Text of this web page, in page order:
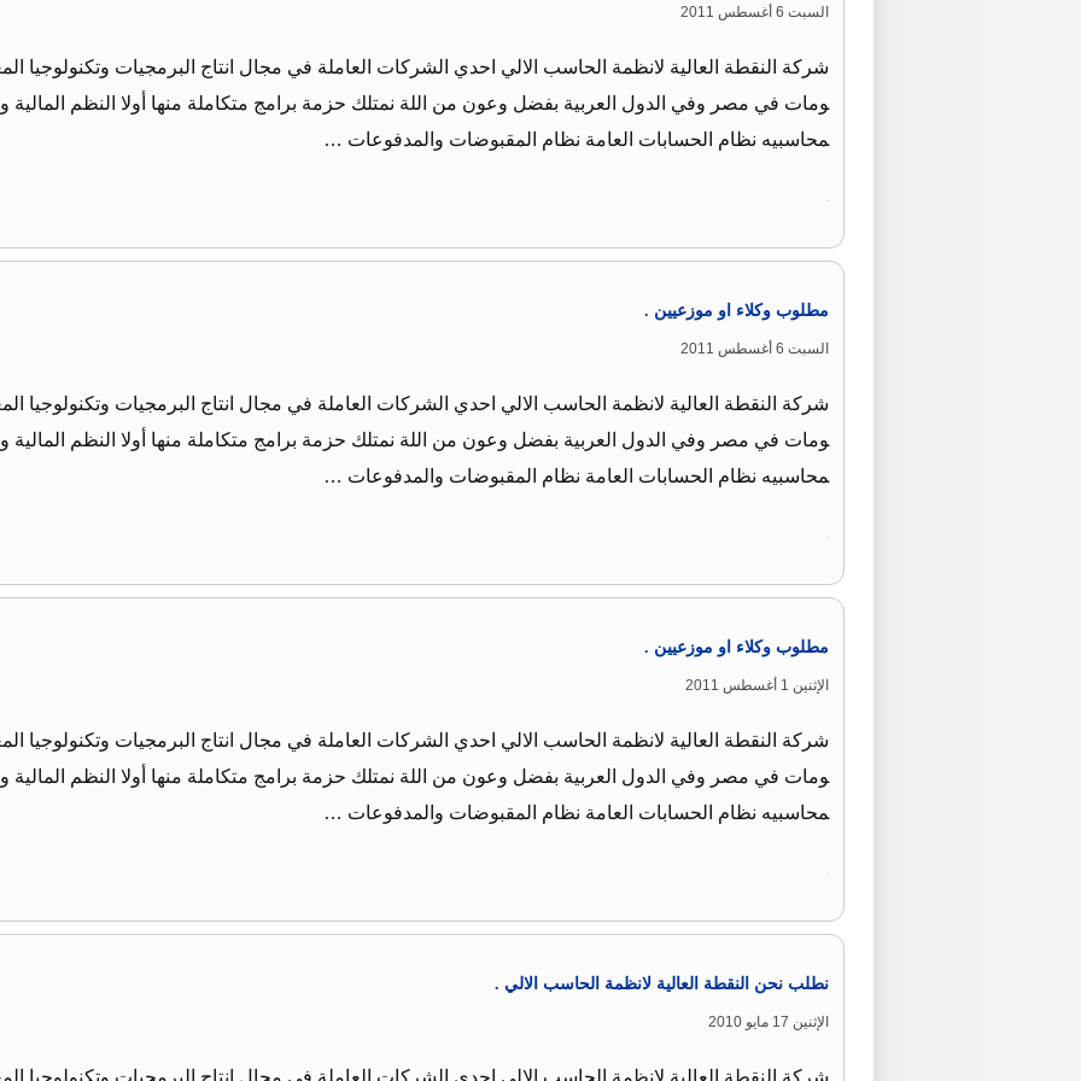
السبت 6 أغسطس 2011
شركة النقطة العالية لانظمة الحاسب الالي احدي الشركات العاملة في مجال انتاج البرمجيات وتكنولوجيا
ومات في مصر وفي الدول العربية بفضل وعون من اللة نمتلك حزمة برامج متكاملة منها أولا النظم المالية
محاسبيه نظام الحسابات العامة نظام المقبوضات والمدفوعات …
مطلوب وكلاء او موزعيين .
السبت 6 أغسطس 2011
شركة النقطة العالية لانظمة الحاسب الالي احدي الشركات العاملة في مجال انتاج البرمجيات وتكنولوجيا
ومات في مصر وفي الدول العربية بفضل وعون من اللة نمتلك حزمة برامج متكاملة منها أولا النظم المالية
محاسبيه نظام الحسابات العامة نظام المقبوضات والمدفوعات …
مطلوب وكلاء او موزعيين .
الإثنين 1 أغسطس 2011
شركة النقطة العالية لانظمة الحاسب الالي احدي الشركات العاملة في مجال انتاج البرمجيات وتكنولوجيا
ومات في مصر وفي الدول العربية بفضل وعون من اللة نمتلك حزمة برامج متكاملة منها أولا النظم المالية
محاسبيه نظام الحسابات العامة نظام المقبوضات والمدفوعات …
نطلب نحن النقطة العالية لانظمة الحاسب الالي .
الإثنين 17 مايو 2010
شركة النقطة العالية لانظمة الحاسب الالي احدي الشركات العاملة في مجال انتاج البرمجيات وتكنولوجيا